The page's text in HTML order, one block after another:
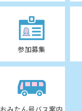
参加募集